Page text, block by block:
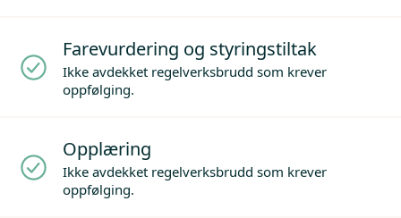
Farevurdering og styringstiltak
Ikke avdekket regelverksbrudd som krever
oppfølging.
Opplæring
Ikke avdekket regelverksbrudd som krever
oppfølging.